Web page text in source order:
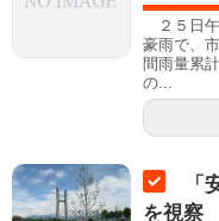
２５日午
豪雨で、
間雨量累
の...
「
を視察